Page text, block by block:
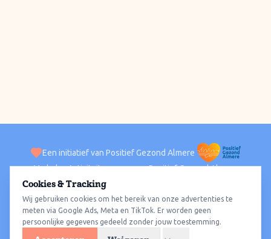
Een initiatief van Positief Gezond Almere
VerhalenActiviteiten Positief Gezond Almere
ACTIVITEITEN PER WIJK
Alle wijkenAlmere HavenAlmere StadAlmere BuitenAlmere Poort
Almere HoutAlmere OosterwoldWat te doen
Cookies & Tracking
Wij gebruiken cookies om het bereik van onze advertenties te
meten via Google Ads, Meta en TikTok. Er worden geen
persoonlijke gegevens gedeeld zonder jouw toestemming.